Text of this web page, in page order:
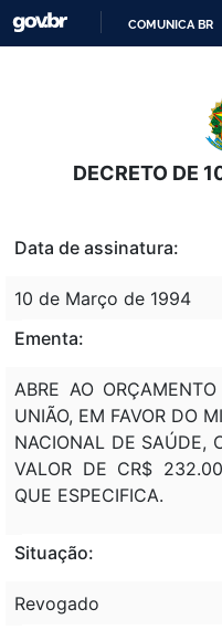
COMUNICA BR
DECRETO DE
Data de assinatura:
10 de Março de 1994
Ementa:
ABRE AO
UNIÃO, EM FAVOR DO
NACIONAL DE SAÚDE,
VALOR DE CR$
QUE ESPECIFICA.
Situação:
Revogado